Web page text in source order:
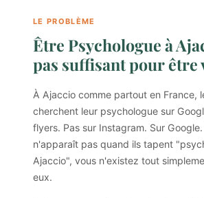
LE PROBLÈME
Être Psychologue à
pas suffisant pour être
À Ajaccio comme partout en France,
cherchent leur psychologue sur
flyers. Pas sur Instagram. Sur
n'apparaît pas quand ils tapent
Ajaccio", vous n'existez tout
eux.